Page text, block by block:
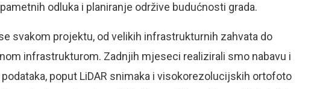
odluka i planiranje održive budućnosti grada.
svakom projektu, od velikih infrastrukturnih zahvata do
infrastrukturom. Zadnjih mjeseci realizirali smo nabavu i
poput LiDAR snimaka i visokorezolucijskih ortofoto